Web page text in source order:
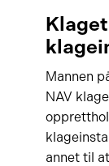
Klaget
Mannen
NAV
annet til